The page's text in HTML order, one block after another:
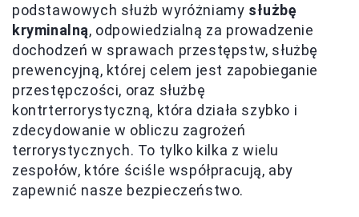
podstawowych służb wyróżniamy służbę
kryminalną, odpowiedzialną za prowadzenie
dochodzeń w sprawach przestępstw, służbę
prewencyjną, której celem jest zapobieganie
przestępczości, oraz służbę
kontrterrorystyczną, która działa szybko i
zdecydowanie w obliczu zagrożeń
terrorystycznych. To tylko kilka z wielu
zespołów, które ściśle współpracują, aby
zapewnić nasze bezpieczeństwo.